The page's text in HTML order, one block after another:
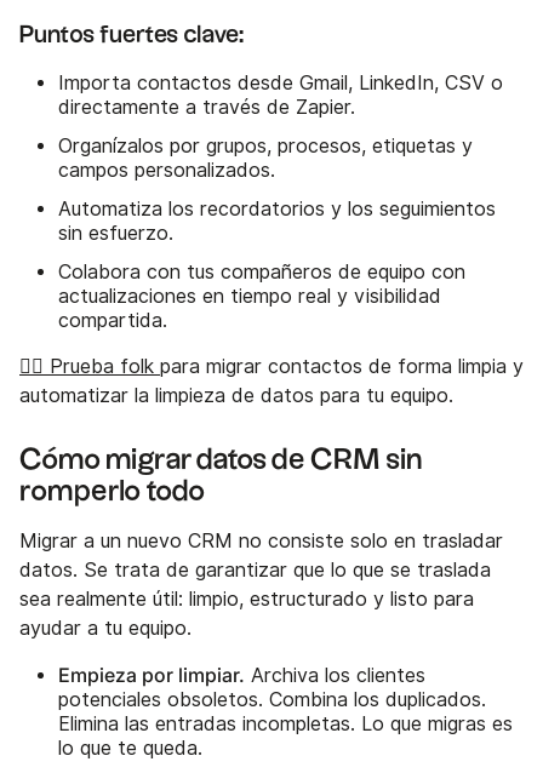
Puntos fuertes clave:
Importa contactos desde Gmail, LinkedIn, CSV o
directamente a través de Zapier.
Organízalos por grupos, procesos, etiquetas y
campos personalizados.
Automatiza los recordatorios y los seguimientos
sin esfuerzo.
Colabora con tus compañeros de equipo con
actualizaciones en tiempo real y visibilidad
compartida.
👉🏼 Prueba folk para migrar contactos de forma limpia y
automatizar la limpieza de datos para tu equipo.
Cómo migrar datos de CRM sin
romperlo todo
Migrar a un nuevo CRM no consiste solo en trasladar
datos. Se trata de garantizar que lo que se traslada
sea realmente útil: limpio, estructurado y listo para
ayudar a tu equipo.
Empieza por limpiar. Archiva los clientes
potenciales obsoletos. Combina los duplicados.
Elimina las entradas incompletas. Lo que migras es
lo que te queda.